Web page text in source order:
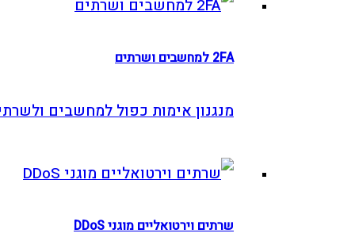
מנגנון אימות כפול למחשבים ולשרתים
שרתים וירטואליים מוגני DDoS